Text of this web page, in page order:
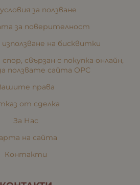
за ползване
за поверителност
на бисквитки
свързан с покупка онлайн,
ползвате сайта ОРС
права
от сделка
За Нас
на сайта
Контакти